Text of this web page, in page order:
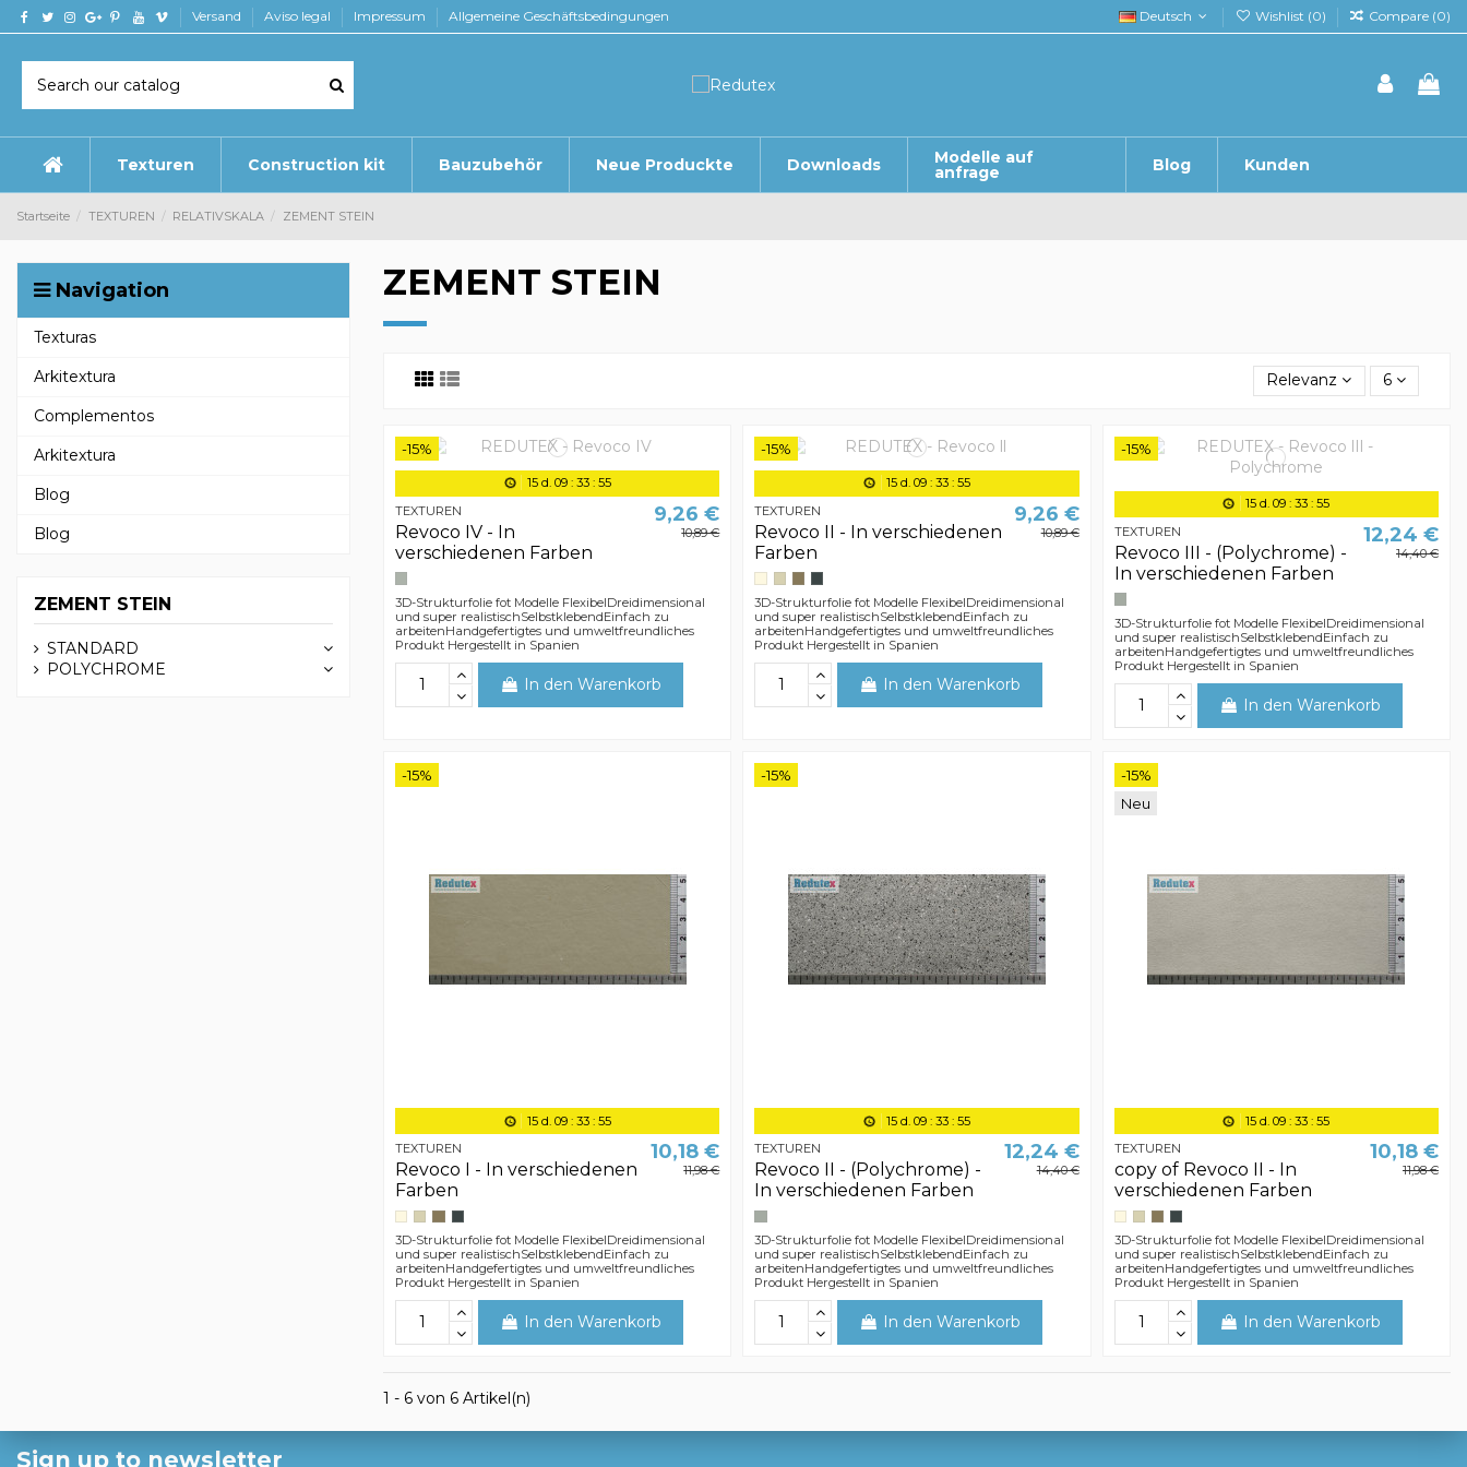
Versand Aviso legal Impressum Allgemeine Geschäftsbedingungen Deutsch Wishlist (0) Compare (0)
Texturen Construction kit Bauzubehör Neue Produckte Downloads Modelle auf
anfrage Blog Kunden
Startseite TEXTUREN RELATIVSKALA ZEMENT STEIN
ZEMENT STEIN
Relevanz 6
-15%
15d. 09: 33: 54
TEXTUREN
Revoco IV - In
verschiedenen Farben
9,26 €
10,89 €
3D-Strukturfolie fot Modelle FlexibelDreidimensional
und super realistischSelbstklebendEinfach zu
arbeitenHandgefertigtes und umweltfreundliches
Produkt Hergestellt in Spanien
In den Warenkorb
-15%
15d. 09: 33: 54
TEXTUREN
Revoco II - In verschiedenen
Farben
9,26 €
10,89 €
3D-Strukturfolie fot Modelle FlexibelDreidimensional
und super realistischSelbstklebendEinfach zu
arbeitenHandgefertigtes und umweltfreundliches
Produkt Hergestellt in Spanien
In den Warenkorb
-15%
15d. 09: 33: 54
TEXTUREN
Revoco III - (Polychrome) -
In verschiedenen Farben
12,24 €
14,40 €
3D-Strukturfolie fot Modelle FlexibelDreidimensional
und super realistischSelbstklebendEinfach zu
arbeitenHandgefertigtes und umweltfreundliches
Produkt Hergestellt in Spanien
In den Warenkorb
-15%
15d. 09: 33: 54
TEXTUREN
Revoco I - In verschiedenen
Farben
10,18 €
11,98 €
3D-Strukturfolie fot Modelle FlexibelDreidimensional
und super realistischSelbstklebendEinfach zu
arbeitenHandgefertigtes und umweltfreundliches
Produkt Hergestellt in Spanien
In den Warenkorb
-15%
15d. 09: 33: 54
TEXTUREN
Revoco II - (Polychrome) -
In verschiedenen Farben
12,24 €
14,40 €
3D-Strukturfolie fot Modelle FlexibelDreidimensional
und super realistischSelbstklebendEinfach zu
arbeitenHandgefertigtes und umweltfreundliches
Produkt Hergestellt in Spanien
In den Warenkorb
-15%
Neu
15d. 09: 33: 54
TEXTUREN
copy of Revoco II - In
verschiedenen Farben
10,18 €
11,98 €
3D-Strukturfolie fot Modelle FlexibelDreidimensional
und super realistischSelbstklebendEinfach zu
arbeitenHandgefertigtes und umweltfreundliches
Produkt Hergestellt in Spanien
In den Warenkorb
1 - 6 von 6 Artikel(n)
Navigation
Texturas
Arkitextura
Complementos
Arkitextura
Blog
Blog
ZEMENT STEIN
STANDARD
POLYCHROME
Sign up to newsletter